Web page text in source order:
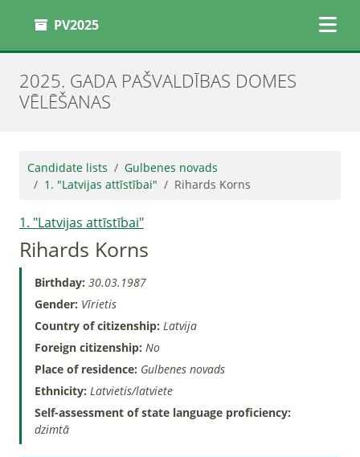
PV2025
2025. GADA PAŠVALDĪBAS DOMES
VĒLĒŠANAS
Candidate lists
Gulbenes novads
1. "Latvijas attīstībai"
Rihards Korns
1. "Latvijas attīstībai"
Rihards Korns
Birthday: 30.03.1987
Gender: Vīrietis
Country of citizenship: Latvija
Foreign citizenship: No
Place of residence: Gulbenes novads
Ethnicity: Latvietis/latviete
Self-assessment of state language proficiency:
dzimtā